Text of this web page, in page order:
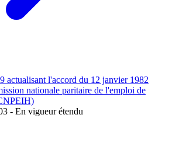
actualisant l'accord du 12 janvier 1982
nationale paritaire de l'emploi de
- En vigueur étendu